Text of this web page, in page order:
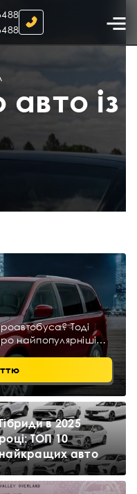
із
Тоді
найпопулярніші
США, їхні переваги
в 2025
ТОП 10
авто